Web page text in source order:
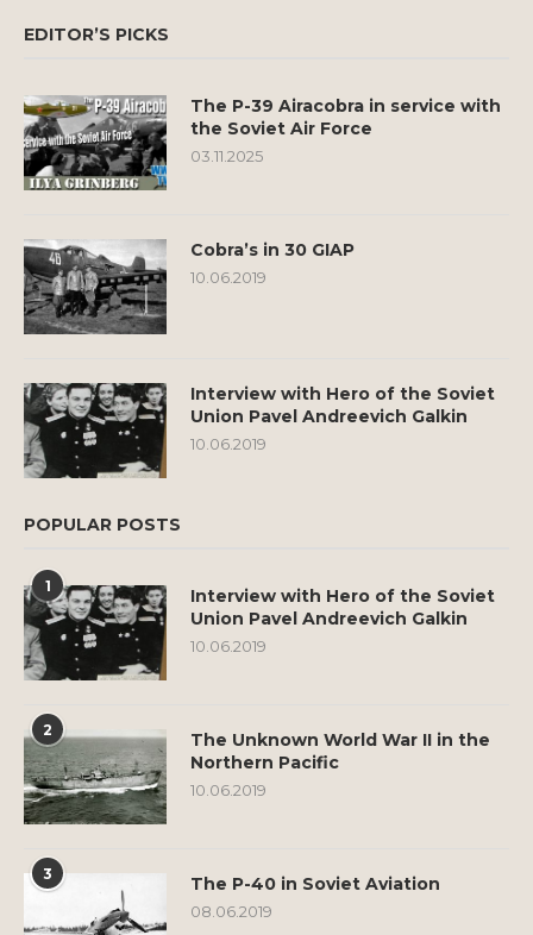
EDITOR’S PICKS
The P-39 Airacobra in service with
the Soviet Air Force
03.11.2025
Cobra’s in 30 GIAP
10.06.2019
Interview with Hero of the Soviet
Union Pavel Andreevich Galkin
10.06.2019
POPULAR POSTS
1
Interview with Hero of the Soviet
Union Pavel Andreevich Galkin
10.06.2019
2
The Unknown World War II in the
Northern Pacific
10.06.2019
3 The P-40 in Soviet Aviation
08.06.2019